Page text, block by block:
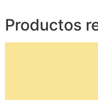
Productos